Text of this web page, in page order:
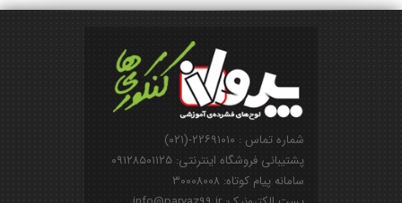
شماره تماس : ۲۲۶۹۱۰۱۰-(۰۲۱)
پشتیبانی فروشگاه اینترنتی: ۰۹۱۲۸۵۰۱۱۲۵
سامانه پیام کوتاه: ۳۰۰۰۸۰۰۸